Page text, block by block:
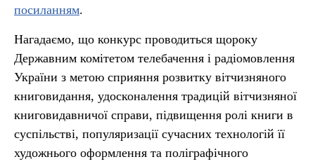
посиланням.
Нагадаємо, що конкурс проводиться щороку
Державним комітетом телебачення і радіомовлення
України з метою сприяння розвитку вітчизняного
книговидання, удосконалення традицій вітчизняної
книговидавничої справи, підвищення ролі книги в
суспільстві, популяризації сучасних технологій її
художнього оформлення та поліграфічного